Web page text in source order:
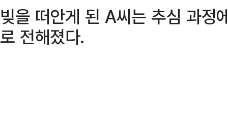
빚을 떠안게 된 A씨는 추심 과정
로 전해졌다.